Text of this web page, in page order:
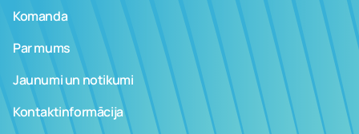
Komanda
Par mums
Jaunumi un notikumi
Kontaktinformācija